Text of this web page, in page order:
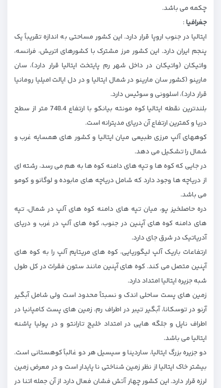
چکمه می باشد.
جغرافیا:
ایتالیا در جنوب اروپا قرار دارد. این کشور مساحتی به اندازه تقریباً یک
پنجم ایران دارد. این کشور مرز مشترک با کشورهای اتریش، فرانسه،
واتیکان (واتیکان در داخل شهر رم پایتخت ایتالیا قرار دارد)، سان
مارینو (کشور سان مارینو در شمال ایتالیا و در دل ایالت امیلیا رومانیا
قرار دارد)، اسلوونی و سوئیس دارد.
بلندترین نقطه ایتالیا کوه مونته بیانکو با ارتفاع 748،4 متر از سطح
دریا و کمترین ارتفاع آن دریای مدیترانه ‌است.
کوههای آلپ مرزی طبیعی میان ایتالیا و کشور های همسایه غرب و
شمال را تشکیل می دهد.
در جایی که کوه ها و تپه ‌های دامنه کوه ها به هم می ‌رسد، رشته ‌ای
از دریاچه‌ ها وجود دارد که شامل دریاچه‌ های مابوده و لوگانو و کومو
می باشد.
دره حاصلخیز پو، میان تپه‌ های دامنه کوه های آلپ در شمال، تپه‌
های دامنه کوه های آپنین در جنوب، کوه های آلپ در غرب و دریای
آدریاتیک در شرق جای دارد.
ارتفاعات باریک آلپ لیگوریایی، کوه های مریتایم آلپ را به کوه های
آپنین متصل می‌ کند. کوه های آپنین مانند ستون فقرات در کل طول
شبه جزیره ایتالیا امتداد دارد.
زمین های پست ساحلی اندک و نسبتاً محدود است ولی شامل آبگیر
آرنو در توسکانا، آبگیر تیبر در اطراف رم، زمین های پست کامپانیا در
اطراف ناپل و جلگه ‌هایی در امتداد خلیج تارانتو و در پولیا پاشنه
ایتالیا می‌ باشد.
دو جزیره بزرگ ایتالیا، ساردینا و سیسیل هر دو غالباً کوهستانی است.
بیشتر خاک ایتالیا از نظر زمین شناختی نا پایدار است و در معرض زمین
لرزه قرار دارد. این کشور چهار آتش فشان فعال دارد از آن جمله اتنا در